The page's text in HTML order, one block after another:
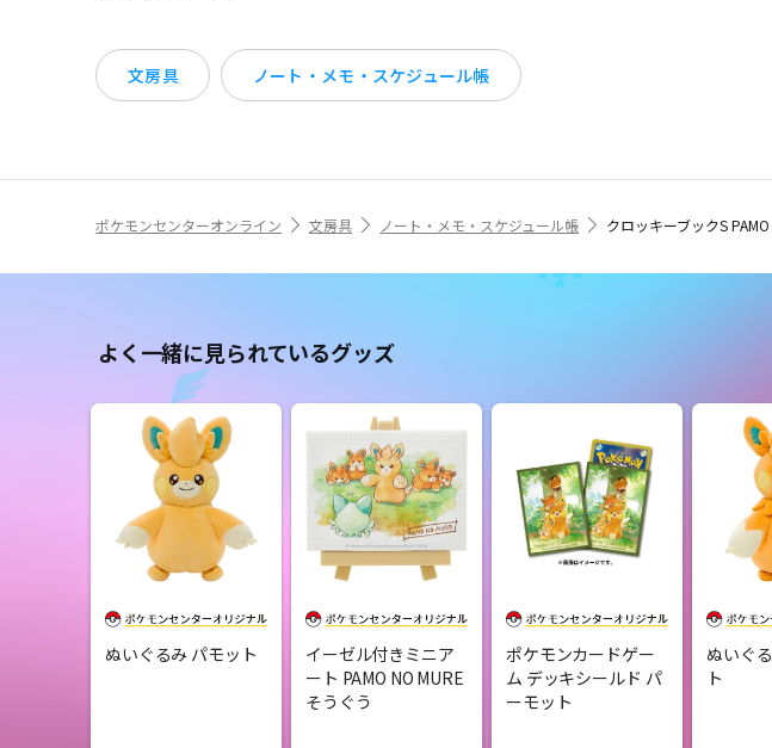
文房具 ノート・メモ・スケジュール帳
ポケモンセンターオンライン 文房具 ノート・メモ・スケジュール帳 クロッキーブックS PAMO
よく一緒に見られているグッズ
ぬいぐるみ パモット
イーゼル付きミニア
ート PAMO NO MURE
そうぐう
ポケモンカードゲー
ム デッキシールド パ
ーモット
ぬいぐ
ト